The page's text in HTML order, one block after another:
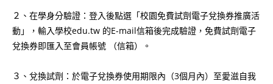
２、在學身分驗證：登入後點選「校園免費試劑電子兌換券推廣活
動」，輸入學校edu.tw 的E-mail信箱後完成驗證，免費試劑電子
兌換券即匯入至會員帳號 （信箱）。
３、兌換試劑：於電子兌換券使用期限內（3個月內）至愛滋自我